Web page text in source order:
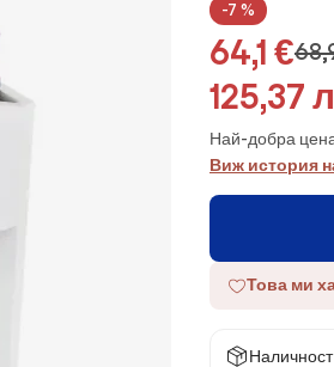
-7 %
64,1 €
125,37
Най-добра
Виж история
Това ми
Наличност